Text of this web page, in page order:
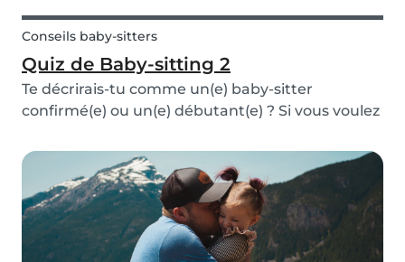
Conseils baby-sitters
Quiz de Baby-sitting 2
Te décrirais-tu comme un(e) baby-sitter
confirmé(e) ou un(e) débutant(e) ? Si vous voulez
Babysits, nous vous conseillons notre deuxième
quiz de baby-sitting pour prouver à quel point
vous...